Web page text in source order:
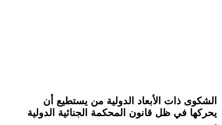
الشكوى ذات الأبعاد الدولية من يستطيع أن
يحركها في ظل قانون المحكمة الجنائية الدولية